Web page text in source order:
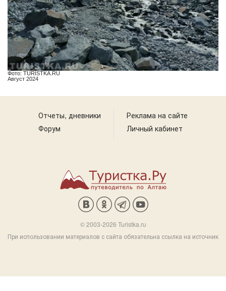
Фото: TURISTKA.RU
Август 2024
Отчеты, дневники
Форум
Реклама на сайте
Личный кабинет
© 2003-2026 Turistka.ru
При использовании материалов с сайта обязательна ссылка на источник